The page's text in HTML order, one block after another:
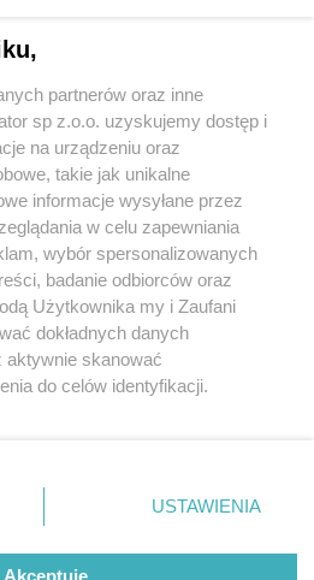
2 / 0
regulamin korzystania z portali
Skontakuj sięz nami
Kontakt
Wydawca
Redakcja
partnerów oraz inne
sp z.o.o. uzyskujemy dostęp i
na urządzeniu oraz
takie jak unikalne
informacje wysyłane przez
w celu zapewniania
wybór spersonalizowanych
badanie odbiorców oraz
Użytkownika my i Zaufani
dokładnych danych
aktywnie skanować
do celów identyfikacji.
przycisk ustawień prywatności
rogu strony
nie wymagają zgody
sprzeciwić się takiemu
USTAWIENIA
Akceptuję